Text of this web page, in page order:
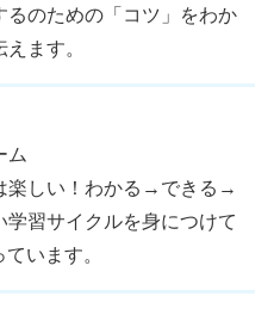
るのための「コツ」をわか
ます。
ム
楽しい！わかる→できる→
学習サイクルを身につけて
います。